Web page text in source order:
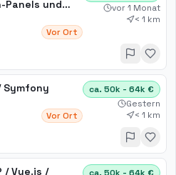
Panels und
Vor Ort
vor 1 Monat
< 1 km
Symfony
Vor Ort
ca. 50k - 64k €
Gestern
< 1 km
/ Vue.js /